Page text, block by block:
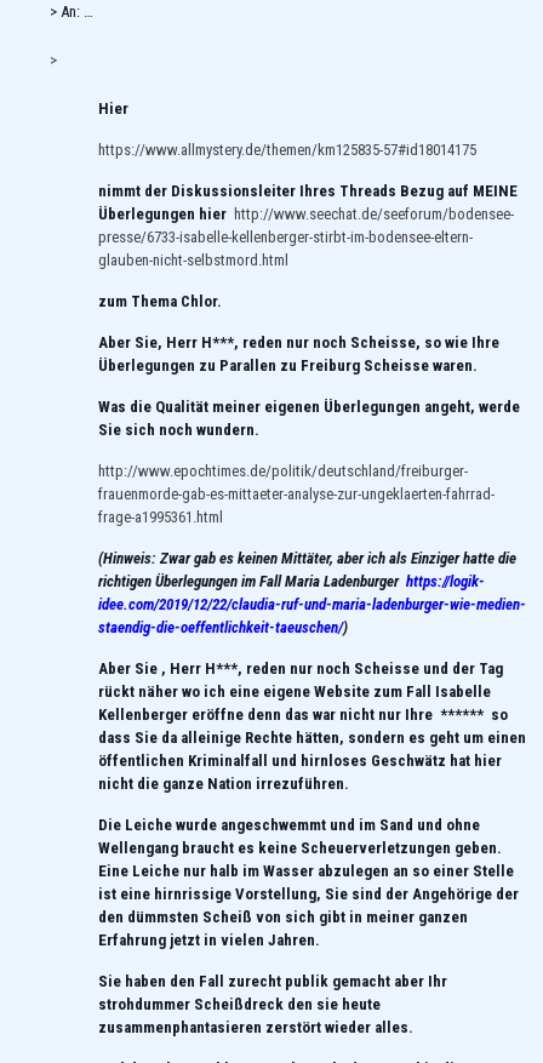
> An: …
>
Hier
https://www.allmystery.de/themen/km125835-57#id18014175
nimmt der Diskussionsleiter Ihres Threads Bezug auf MEINE
Überlegungen hier http://www.seechat.de/seeforum/bodensee-
presse/6733-isabelle-kellenberger-stirbt-im-bodensee-eltern-
glauben-nicht-selbstmord.html
zum Thema Chlor.
Aber Sie, Herr H***, reden nur noch Scheisse, so wie Ihre
Überlegungen zu Parallen zu Freiburg Scheisse waren.
Was die Qualität meiner eigenen Überlegungen angeht, werde
Sie sich noch wundern.
http://www.epochtimes.de/politik/deutschland/freiburger-
frauenmorde-gab-es-mittaeter-analyse-zur-ungeklaerten-fahrrad-
frage-a1995361.html
(Hinweis: Zwar gab es keinen Mittäter, aber ich als Einziger hatte die
richtigen Überlegungen im Fall Maria Ladenburger https://logik-
idee.com/2019/12/22/claudia-ruf-und-maria-ladenburger-wie-medien-
staendig-die-oeffentlichkeit-taeuschen/)
Aber Sie , Herr H***, reden nur noch Scheisse und der Tag
rückt näher wo ich eine eigene Website zum Fall Isabelle
Kellenberger eröffne denn das war nicht nur Ihre ****** so
dass Sie da alleinige Rechte hätten, sondern es geht um einen
öffentlichen Kriminalfall und hirnloses Geschwätz hat hier
nicht die ganze Nation irrezuführen.
Die Leiche wurde angeschwemmt und im Sand und ohne
Wellengang braucht es keine Scheuerverletzungen geben.
Eine Leiche nur halb im Wasser abzulegen an so einer Stelle
ist eine hirnrissige Vorstellung, Sie sind der Angehörige der
den dümmsten Scheiß von sich gibt in meiner ganzen
Erfahrung jetzt in vielen Jahren.
Sie haben den Fall zurecht publik gemacht aber Ihr
strohdummer Scheißdreck den sie heute
zusammenphantasieren zerstört wieder alles.